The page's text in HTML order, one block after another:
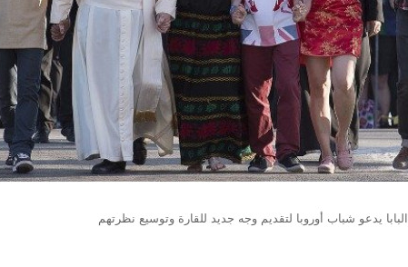
البابا يدعو شباب أوروبا لتقديم وجه جديد للقارة وتوسيع نظرتهم